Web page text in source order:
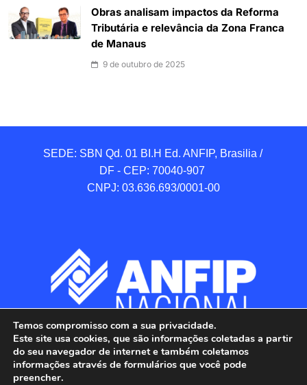
Obras analisam impactos da Reforma
Tributária e relevância da Zona Franca
de Manaus
9 de outubro de 2025
SEDE: SBN Qd. 01 BI.H Ed. ANFIP, Brasilia /
DF - CEP: 70040-907
CNPJ: 03.636.693/0001-00
Temos compromisso com a sua privacidade.
Este site usa cookies, que são informações coletadas a partir
do seu navegador de internet e também coletamos
informações através de formulários que você pode
preencher.